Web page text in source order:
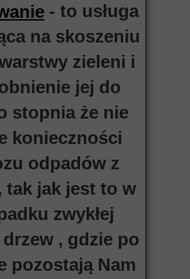
- to usługa
na skoszeniu
zieleni i
jej do
stopnia że nie
konieczności
odpadów z
tak jak jest to w
zwykłej
, gdzie po
pozostają Nam